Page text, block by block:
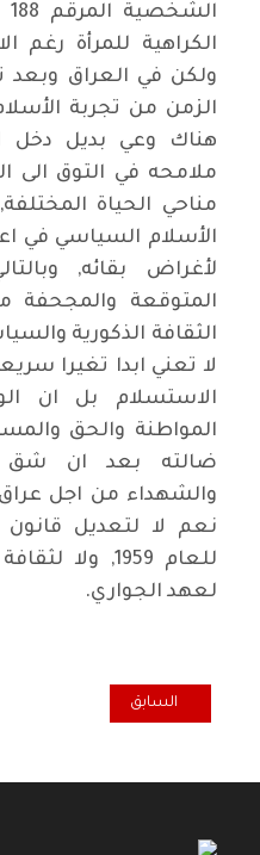
الكراهية للمرأة رغم
ولكن في العراق وبعد
الزمن من تجربة
هناك وعي بديل دخل
ملامحه في التوق الى
مناحي الحياة
الأسلام السياسي في
لأغراض بقائه,
المتوقعة والمجحفة
الثقافة الذكورية
لا تعني ابدا تغيرا
الاستسلام بل ان
المواطنة والحق
ضالته بعد ان شق
والشهداء من اجل عراق
للعام 1959,
لعهد الجواري.
المقال السابق: الترجمة
السابق